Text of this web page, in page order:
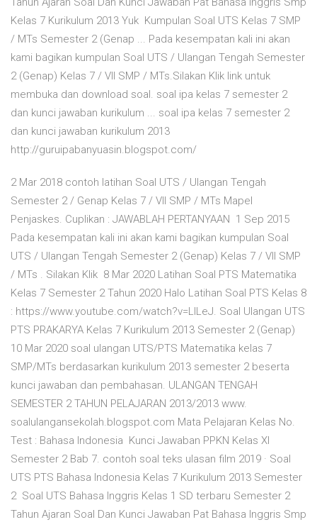
Kelas 7 Kurikulum 2013 Yuk Kumpulan Soal UTS Kelas 7 SMP
/ MTs Semester 2 (Genap ... Pada kesempatan kali ini akan
kami bagikan kumpulan Soal UTS / Ulangan Tengah Semester
2 (Genap) Kelas 7 / VII SMP / MTs.Silakan Klik link untuk
membuka dan download soal. soal ipa kelas 7 semester 2
dan kunci jawaban kurikulum ... soal ipa kelas 7 semester 2
dan kunci jawaban kurikulum 2013
http://guruipabanyuasin.blogspot.com/
2 Mar 2018 contoh latihan Soal UTS / Ulangan Tengah
Semester 2 / Genap Kelas 7 / VII SMP / MTs Mapel
Penjaskes. Cuplikan : JAWABLAH PERTANYAAN 1 Sep 2015
Pada kesempatan kali ini akan kami bagikan kumpulan Soal
UTS / Ulangan Tengah Semester 2 (Genap) Kelas 7 / VII SMP
/ MTs . Silakan Klik 8 Mar 2020 Latihan Soal PTS Matematika
Kelas 7 Semester 2 Tahun 2020 Halo Latihan Soal PTS Kelas 8
: https://www.youtube.com/watch?v=LILeJ. Soal Ulangan UTS
PTS PRAKARYA Kelas 7 Kurikulum 2013 Semester 2 (Genap)
10 Mar 2020 soal ulangan UTS/PTS Matematika kelas 7
SMP/MTs berdasarkan kurikulum 2013 semester 2 beserta
kunci jawaban dan pembahasan. ULANGAN TENGAH
SEMESTER 2 TAHUN PELAJARAN 2013/2013 www.
soalulangansekolah.blogspot.com Mata Pelajaran Kelas No.
Test : Bahasa Indonesia Kunci Jawaban PPKN Kelas XI
Semester 2 Bab 7. contoh soal teks ulasan film 2019 · Soal
UTS PTS Bahasa Indonesia Kelas 7 Kurikulum 2013 Semester
2 Soal UTS Bahasa Inggris Kelas 1 SD terbaru Semester 2
Tahun Ajaran Soal Dan Kunci Jawaban Pat Bahasa Inggris Smp